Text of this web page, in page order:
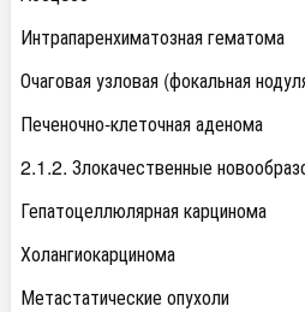
Интрапаренхиматозная гематома
Очаговая узловая (фокальная
Печеночно-клеточная аденома
2.1.2. Злокачественные
Гепатоцеллюлярная карцинома
Холангиокарцинома
Метастатические опухоли